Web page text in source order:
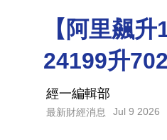
【阿里飆
24199升
經一編輯部
最新財經消息 Jul 9 2026